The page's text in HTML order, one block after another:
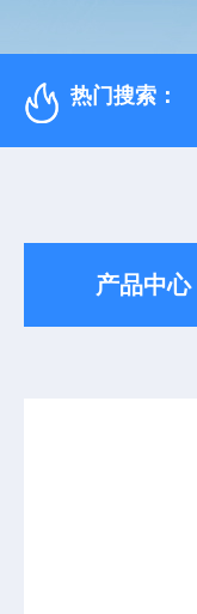
热门搜索：
产品中心